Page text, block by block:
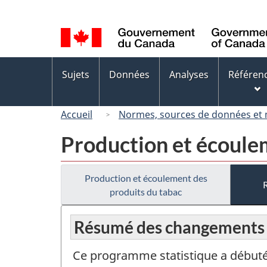
de
la
langue
des
Sujets Données Analyses
Accueil Normes, sources de données et
Production et
Production et écoulement des
produits du tabac
Résumé des changements
Ce programme statistique a